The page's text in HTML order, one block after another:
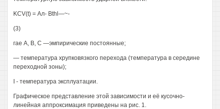
KCV(t) = Ал- Bthl—~-
(3)
гае А, В, С —эмпирические постоянные;
— температура хрупковязкого перехода (температура в середине
переходной зоны);
I - температура эксплуатации.
Графическое представление этой зависимости и её кусочно-
линейная аппроксимация приведены на рис. 1.